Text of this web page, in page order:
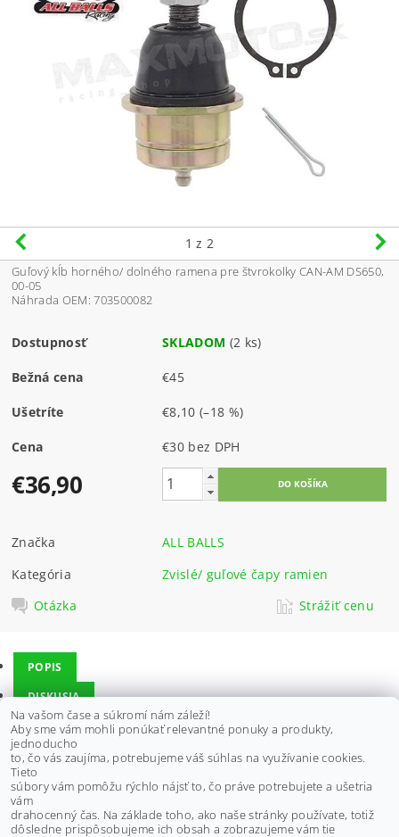
1 z 2
Guľový kĺb horného/ dolného ramena pre štvrokolky CAN-AM DS650,
00-05
Náhrada OEM: 703500082
Dostupnosť SKLADOM (2 ks)
Bežná cena €45
Ušetríte €8,10(–18 %)
Cena €30 bez DPH
€36,90
Značka
ALL BALLS
Kategória
Zvislé/ guľové čapy ramien
Otázka
Strážiť cenu
POPIS
DISKUSIA
Vhodný pre CAN-AM - dolný čap:
CAN-AM DS650 00-07,
Vhodný pre CAN-AM - horný čap:
CAN-AM DS650 00-07
Na vašom čase a súkromí nám záleží!
Aby sme vám mohli ponúkať relevantné ponuky a produkty,
jednoducho
to, čo vás zaujíma, potrebujeme váš súhlas na využívanie cookies.
Tieto
súbory vám pomôžu rýchlo nájsť to, čo práve potrebujete a ušetria
vám
drahocenný čas. Na základe toho, ako naše stránky používate, totiž
dôsledne prispôsobujeme ich obsah a zobrazujeme vám tie